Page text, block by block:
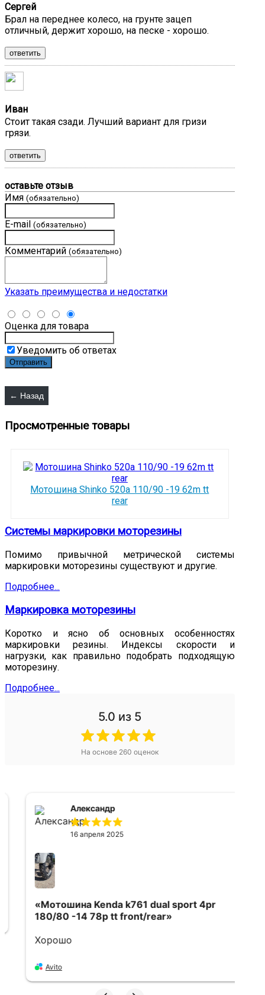
Сергей
Брал на переднее колесо, на грунте зацеп
отличный, держит хорошо, на песке - хорошо.
ответить
Иван
Стоит такая сзади. Лучший вариант для гризи
грязи.
ответить
оставьте отзыв
Имя (обязательно)
E-mail (обязательно)
Комментарий (обязательно)
Указать преимущества и недостатки
Оценка для товара
Уведомить об ответах
Просмотренные товары
Мотошина Shinko 520a 110/90 -19 62m tt
rear
Системы маркировки моторезины
Помимо привычной метрической системы
маркировки моторезины существуют и другие.
Подробнее...
Маркировка моторезины
Коротко и ясно об основных особенностях
маркировки резины. Индексы скорости и
нагрузки, как правильно подобрать подходящую
моторезину.
Подробнее...
5.0 из 5
На основе 260 оценок
Александр
16 апреля 2025
«Мотошина Kenda k761 dual sport 4pr
180/80 -14 78p tt front/rear»
Хорошо
Avito